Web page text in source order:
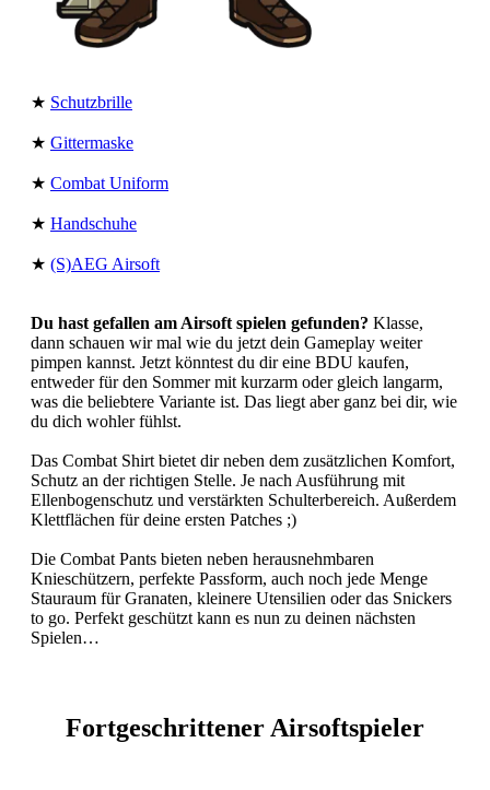
★ Schutzbrille
★ Gittermaske
★ Combat Uniform
★ Handschuhe
★ (S)AEG Airsoft
Du hast gefallen am Airsoft spielen gefunden? Klasse,
dann schauen wir mal wie du jetzt dein Gameplay weiter
pimpen kannst. Jetzt könntest du dir eine BDU kaufen,
entweder für den Sommer mit kurzarm oder gleich langarm,
was die beliebtere Variante ist. Das liegt aber ganz bei dir, wie
du dich wohler fühlst.
Das Combat Shirt bietet dir neben dem zusätzlichen Komfort,
Schutz an der richtigen Stelle. Je nach Ausführung mit
Ellenbogenschutz und verstärkten Schulterbereich. Außerdem
Klettflächen für deine ersten Patches ;)
Die Combat Pants bieten neben herausnehmbaren
Knieschützern, perfekte Passform, auch noch jede Menge
Stauraum für Granaten, kleinere Utensilien oder das Snickers
to go. Perfekt geschützt kann es nun zu deinen nächsten
Spielen…
Fortgeschrittener Airsoftspieler